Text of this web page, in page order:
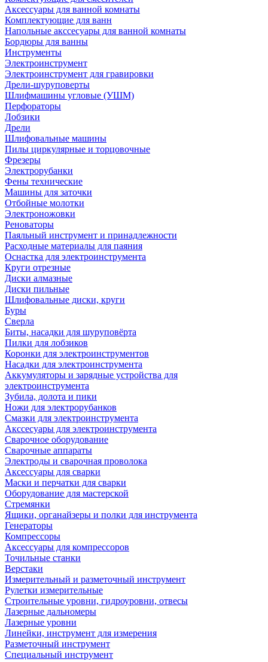
Аксессуары для ванной комнаты
Комплектующие для ванн
Напольные акссесуары для ванной комнаты
Бордюры для ванны
Инструменты
Электроинструмент
Электроинструмент для гравировки
Дрели-шуруповерты
Шлифмашины угловые (УШМ)
Перфораторы
Лобзики
Дрели
Шлифовальные машины
Пилы циркулярные и торцовочные
Фрезеры
Электрорубанки
Фены технические
Машины для заточки
Отбойные молотки
Электроножовки
Реноваторы
Паяльный инструмент и принадлежности
Расходные материалы для паяния
Оснастка для электроинструмента
Круги отрезные
Диски алмазные
Диски пильные
Шлифовальные диски, круги
Буры
Сверла
Биты, насадки для шуруповёрта
Пилки для лобзиков
Коронки для электроинструментов
Насадки для электроинструмента
Аккумуляторы и зарядные устройства для
электроинструмента
Зубила, долота и пики
Ножи для электрорубанков
Смазки для электроинструмента
Акссесуары для электроинструмента
Сварочное оборудование
Сварочные аппараты
Электроды и сварочная проволока
Аксессуары для сварки
Маски и перчатки для сварки
Оборудование для мастерской
Стремянки
Ящики, органайзеры и полки для инструмента
Генераторы
Компрессоры
Аксессуары для компрессоров
Точильные станки
Верстаки
Измерительный и разметочный инструмент
Рулетки измерительные
Строительные уровни, гидроуровни, отвесы
Лазерные дальномеры
Лазерные уровни
Линейки, инструмент для измерения
Разметочный инструмент
Специальный инструмент